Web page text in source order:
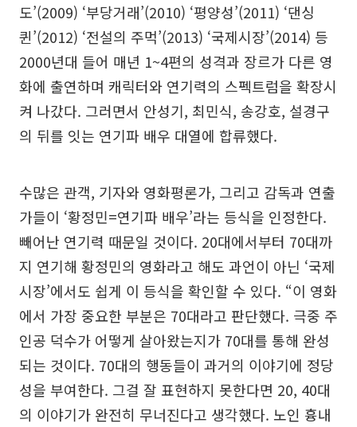
도’(2009) ‘부당거래’(2010) ‘평양성’(2011) ‘댄싱
퀸’(2012) ‘전설의 주먹’(2013) ‘국제시장’(2014) 등
2000년대 들어 매년 1~4편의 성격과 장르가 다른 영
화에 출연하며 캐릭터와 연기력의 스펙트럼을 확장시
켜 나갔다. 그러면서 안성기, 최민식, 송강호, 설경구
의 뒤를 잇는 연기파 배우 대열에 합류했다.
수많은 관객, 기자와 영화평론가, 그리고 감독과 연출
가들이 ‘황정민=연기파 배우’라는 등식을 인정한다.
빼어난 연기력 때문일 것이다. 20대에서부터 70대까
지 연기해 황정민의 영화라고 해도 과언이 아닌 ‘국제
시장’에서도 쉽게 이 등식을 확인할 수 있다. “이 영화
에서 가장 중요한 부분은 70대라고 판단했다. 극중 주
인공 덕수가 어떻게 살아왔는지가 70대를 통해 완성
되는 것이다. 70대의 행동들이 과거의 이야기에 정당
성을 부여한다. 그걸 잘 표현하지 못한다면 20, 40대
의 이야기가 완전히 무너진다고 생각했다. 노인 흉내